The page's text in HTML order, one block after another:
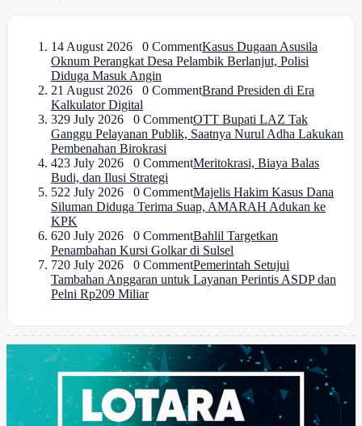
14 August 2026 0 CommentKasus Dugaan Asusila
Oknum Perangkat Desa Pelambik Berlanjut, Polisi
Diduga Masuk Angin
21 August 2026 0 CommentBrand Presiden di Era
Kalkulator Digital
329 July 2026 0 CommentOTT Bupati LAZ Tak
Ganggu Pelayanan Publik, Saatnya Nurul Adha Lakukan
Pembenahan Birokrasi
423 July 2026 0 CommentMeritokrasi, Biaya Balas
Budi, dan Ilusi Strategi
522 July 2026 0 CommentMajelis Hakim Kasus Dana
Siluman Diduga Terima Suap, AMARAH Adukan ke
KPK
620 July 2026 0 CommentBahlil Targetkan
Penambahan Kursi Golkar di Sulsel
720 July 2026 0 CommentPemerintah Setujui
Tambahan Anggaran untuk Layanan Perintis ASDP dan
Pelni Rp209 Miliar